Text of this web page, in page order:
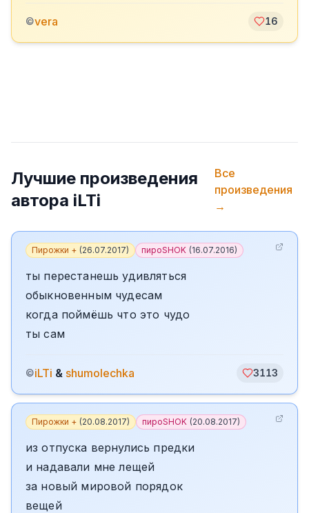
©vera 16
Лучшие произведения
автора iLTi
Все
произведения
→
Пирожки + (26.07.2017) пироSHOK (16.07.2016)
ты перестанешь удивляться
обыкновенным чудесам
когда поймёшь что это чудо
ты сам
©iLTi & shumolechka 3113
Пирожки + (20.08.2017) пироSHOK (20.08.2017)
из отпуска вернулись предки
и надавали мне лещей
за новый мировой порядок
вещей